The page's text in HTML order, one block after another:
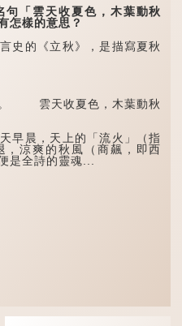
「雲天收夏色，木葉動秋
怎樣的意思？
的《立秋》，是描寫夏秋
雲天收夏色，木葉動秋
晨，天上的「流火」（指
，涼爽的秋風（商飆，即西
是全詩的靈魂...